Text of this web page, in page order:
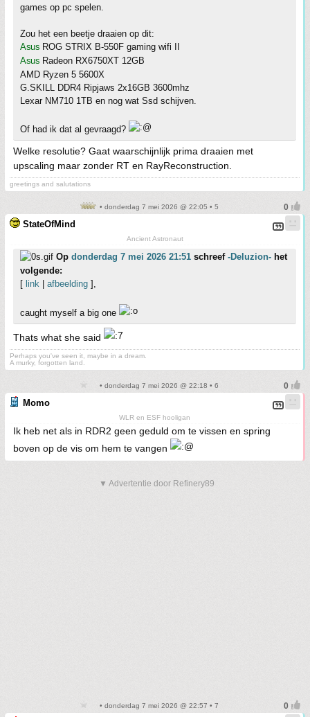
games op pc spelen.
Zou het een beetje draaien op dit:
Asus ROG STRIX B-550F gaming wifi II
Asus Radeon RX6750XT 12GB
AMD Ryzen 5 5600X
G.SKILL DDR4 Ripjaws 2x16GB 3600mhz
Lexar NM710 1TB en nog wat Ssd schijven.
Of had ik dat al gevraagd?
Welke resolutie? Gaat waarschijnlijk prima draaien met
upscaling maar zonder RT en RayReconstruction.
greetings and salutations
• donderdag 7 mei 2026 @ 22:05 • 5
StateOfMind
Ancient Astronaut
Op donderdag 7 mei 2026 21:51 schreef -Deluzion- het
volgende:
[ link afbeelding ],
caught myself a big one
Thats what she said
Perhaps you've seen it, maybe in a dream.
A murky, forgotten land.
• donderdag 7 mei 2026 @ 22:18 • 6
Momo
WLR en ESF hooligan
Ik heb net als in RDR2 geen geduld om te vissen en spring
boven op de vis om hem te vangen
▼ Advertentie door Refinery89
• donderdag 7 mei 2026 @ 22:57 • 7